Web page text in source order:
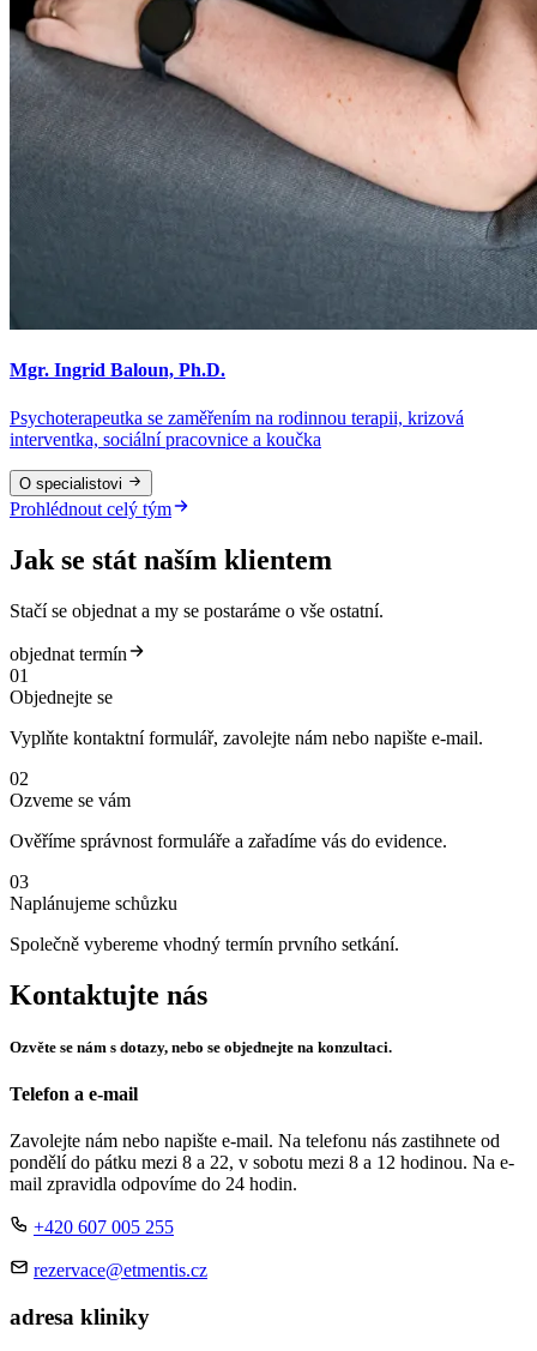
Mgr. Ingrid Baloun, Ph.D.
Psychoterapeutka se zaměřením na rodinnou terapii, krizová
interventka, sociální pracovnice a koučka
O specialistovi
Prohlédnout celý tým
Jak se stát naším klientem
Stačí se objednat a my se postaráme o vše ostatní.
objednat termín
01
Objednejte se
Vyplňte kontaktní formulář, zavolejte nám nebo napište e-mail.
02
Ozveme se vám
Ověříme správnost formuláře a zařadíme vás do evidence.
03
Naplánujeme schůzku
Společně vybereme vhodný termín prvního setkání.
Kontaktujte nás
Ozvěte se nám s dotazy, nebo se objednejte na konzultaci.
Telefon a e-mail
Zavolejte nám nebo napište e-mail. Na telefonu nás zastihnete od
pondělí do pátku mezi 8 a 22, v sobotu mezi 8 a 12 hodinou. Na e-
mail zpravidla odpovíme do 24 hodin.
+420 607 005 255
rezervace@etmentis.cz
adresa kliniky